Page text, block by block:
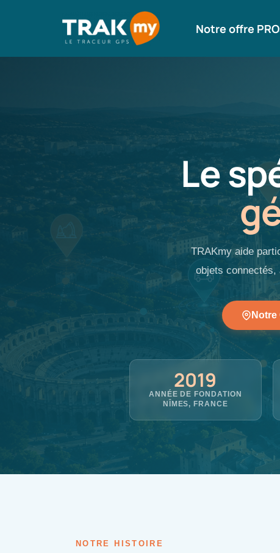
Notre offre
Le
TRAKmy aide
objets connectés,
2019
ANNÉE DE FONDATION
NÎMES, FRANCE
NOTRE HISTOIRE